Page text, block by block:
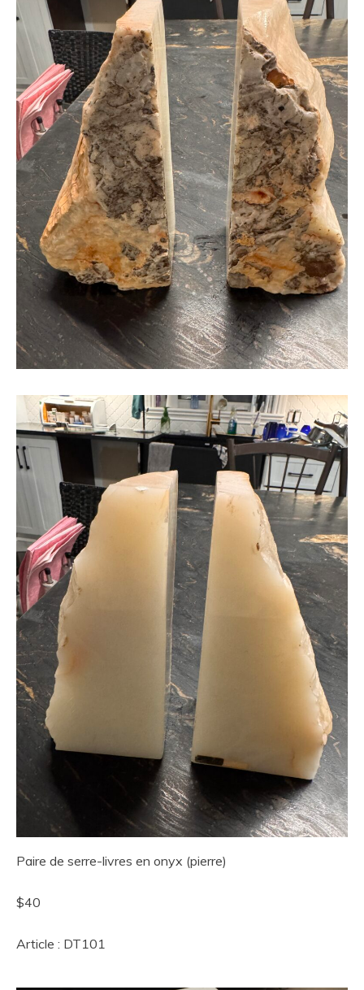
Paire de serre-livres en onyx (pierre)
$40
Article : DT101